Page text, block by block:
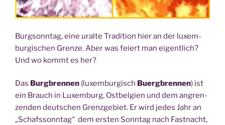
Burg­sonn­tag, eine uralte Tra­di­ti­on hier an der luxem­
bur­gi­schen Gren­ze. Aber was fei­ert man eigent­lich?
Und wo kommt es her?
Das Burg­bren­nen (luxem­bur­gisch Buerg­bren­nen) ist
ein Brauch in Luxem­burg, Ost­bel­gi­en und dem angren­
zen­den deut­schen Grenz­ge­biet. Er wird jedes Jahr an
„Schafs­sonn­tag“ dem ers­ten Sonn­tag nach Fast­nacht,